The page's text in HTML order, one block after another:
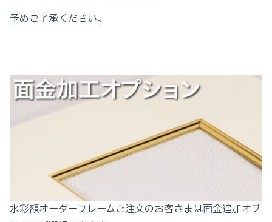
予めご了承ください。
水彩額オーダーフレームご注文のお客さまは面金追加オプ